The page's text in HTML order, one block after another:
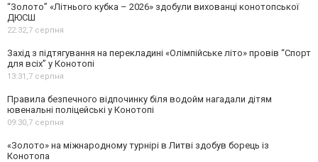
“Золото” «Літнього кубка – 2026» здобули вихованці конотопської
ДЮСШ
22:32,7 серпня
Захід з підтягування на перекладині «Олімпійське літо» провів “Спорт
для всіх” у Конотопі
13:31,7 серпня
Правила безпечного відпочинку біля водойм нагадали дітям
ювенальні поліцейські у Конотопі
09:30,7 серпня
«Золото» на міжнародному турнірі в Литві здобув борець із
Конотопа